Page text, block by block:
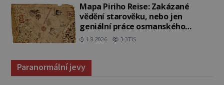
Mapa Piriho Reise: Zakázané
vědění starověku, nebo jen
geniální práce osmanského
admirála?
1.8.2026 3.3TIS
Paranormální jevy